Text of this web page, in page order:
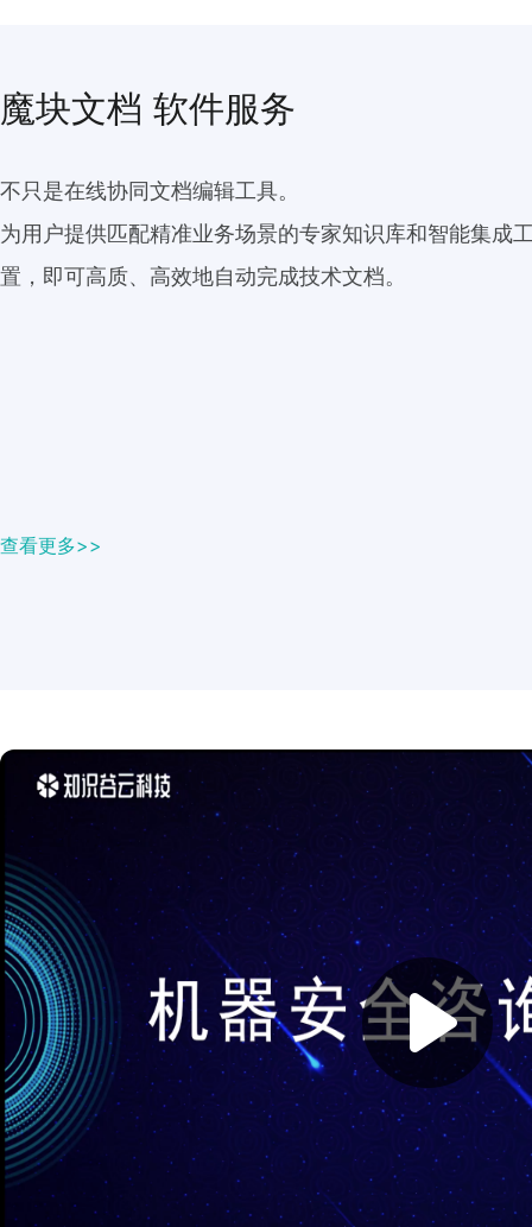
魔块文档 软件服务
不只是在线协同文档编辑工具。
为用户提供匹配精准业务场景的专家知识库和智能集成
置，即可高质、高效地自动完成技术文档。
查看更多>>